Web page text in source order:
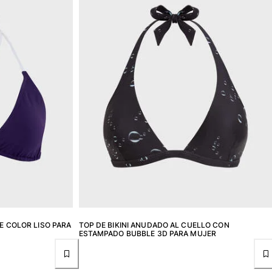
COLOR LISO PARA
TOP DE BIKINI ANUDADO AL CUELLO CON
ESTAMPADO BUBBLE 3D PARA MUJER